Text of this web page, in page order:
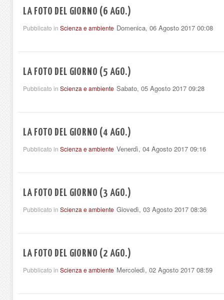
LA FOTO DEL GIORNO (6 AGO.)
Pubblicato in Scienza e ambiente Domenica, 06 Agosto 2017 00:08
LA FOTO DEL GIORNO (5 AGO.)
Pubblicato in Scienza e ambiente Sabato, 05 Agosto 2017 09:28
LA FOTO DEL GIORNO (4 AGO.)
Pubblicato in Scienza e ambiente Venerdì, 04 Agosto 2017 09:16
LA FOTO DEL GIORNO (3 AGO.)
Pubblicato in Scienza e ambiente Giovedì, 03 Agosto 2017 08:36
LA FOTO DEL GIORNO (2 AGO.)
Pubblicato in Scienza e ambiente Mercoledì, 02 Agosto 2017 08:59